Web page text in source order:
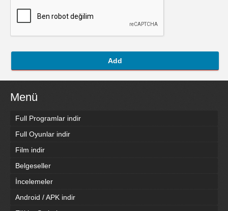
Add
Menü
Full Programlar indir
Full Oyunlar indir
Film indir
Belgeseller
İncelemeler
Android / APK indir